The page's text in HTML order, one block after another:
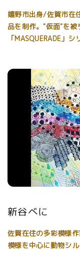
嬉野市出身/佐賀市在
品を制作。"仮面"を被
「MASQUERADE」シ
新谷べに
佐賀在住の多彩模様作
模様を中心に動物シ